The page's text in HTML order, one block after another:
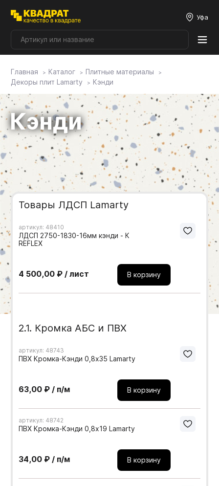
Уфа
Плитные материалы
Фурнитура
Столешницы
Мой ЭГГЕР
Фасады
Мебельные образцы, каталоги
Главная Каталог
Плитные материалы
Декоры плит Lamarty
Кэнди
Кэнди
Товары ЛДСП Lamarty
артикул: 48410
ЛДСП 2750-1830-16мм кэнди - К
REFLEX
4 500,00 ₽ / лист В корзину
2.1. Кромка АБС и ПВХ
артикул: 48743
ПВХ Кромка-Кэнди 0,8х35 Lamarty
63,00 ₽ / п/м В корзину
артикул: 48742
ПВХ Кромка-Кэнди 0,8х19 Lamarty
34,00 ₽ / п/м В корзину